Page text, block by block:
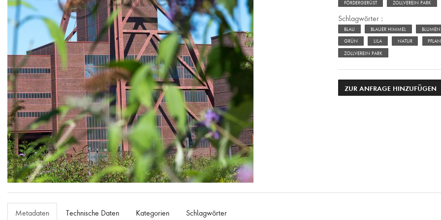
FÖRDERGERÜST ZOLLVEREIN PARK
Schlagwörter :
BLAU BLAUER HIMMEL BLUMEN
GRÜN LILA NATUR
ZOLLVEREIN PARK
ZUR ANFRAGE HINZUFÜGEN
Metadaten Technische Daten Kategorien Schlagwörter